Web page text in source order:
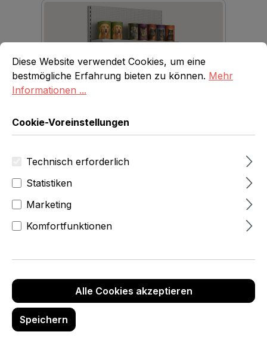
Cookie-Voreinstellungen
Diese Website verwendet Cookies, um eine bestmögliche
Diese Website verwendet Cookies, um eine
bestmögliche Erfahrung bieten zu können. Mehr
Informationen ...
Cookie-Voreinstellungen
Technisch erforderlich
Statistiken
Marketing
Komfortfunktionen
Alle Cookies akzeptieren
Speichern